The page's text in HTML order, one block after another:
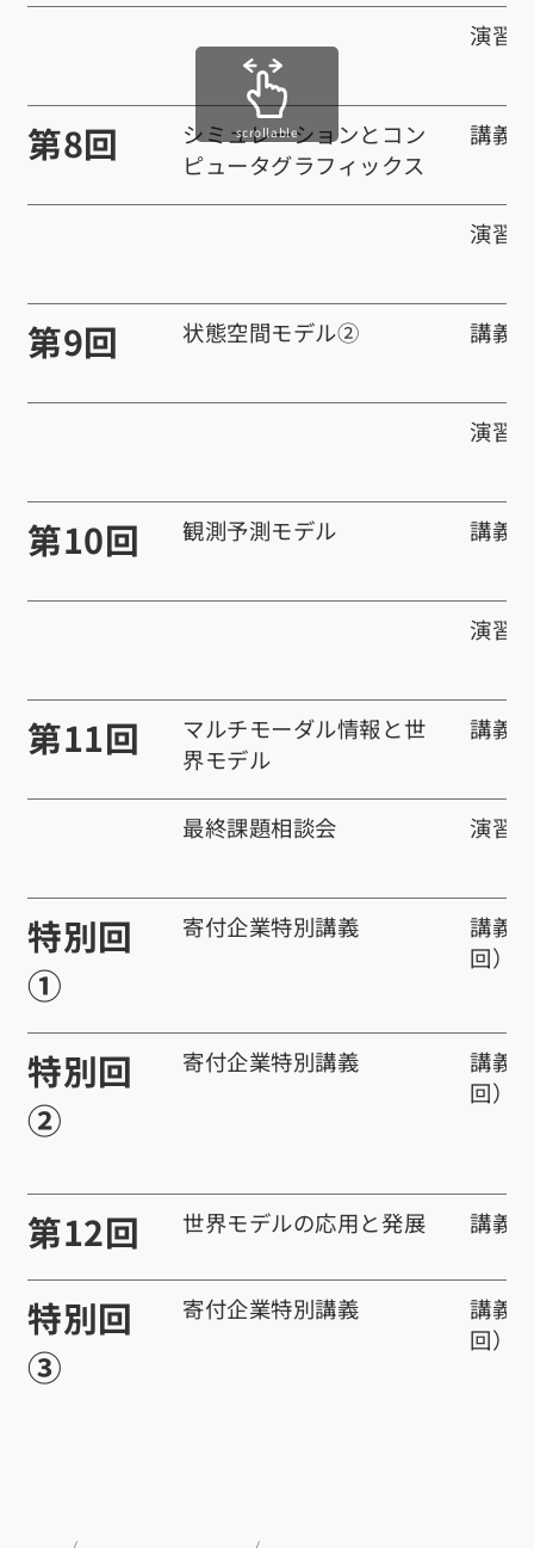
演習
第8回
シミュレーションとコン
ピュータグラフィックス
講義
演習
第9回 状態空間モデル② 講義
演習
第10回 観測予測モデル 講義
演習
第11回
マルチモーダル情報と世
界モデル
講義
最終課題相談会 演習
特別回
①
寄付企業特別講義
講義
回）
特別回
②
寄付企業特別講義
講義
回）
第12回 世界モデルの応用と発展 講義
特別回
③
寄付企業特別講義
講義
回）
scrollable